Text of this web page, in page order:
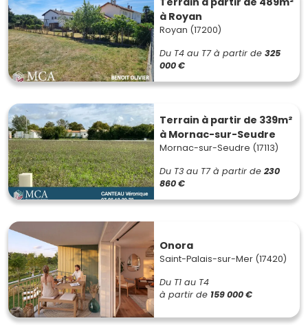
à Royan
Royan (17200)
Du T4 au T7 à partir de 325
000 €
Terrain à partir de 339m²
à Mornac-sur-Seudre
Mornac-sur-Seudre (17113)
Du T3 au T7 à partir de 230
860 €
Onora
Saint-Palais-sur-Mer (17420)
Du T1 au T4
à partir de 159 000 €